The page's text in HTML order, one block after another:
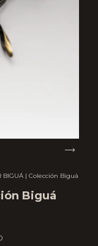
BIGUÁ | Colección Biguá
Biguá